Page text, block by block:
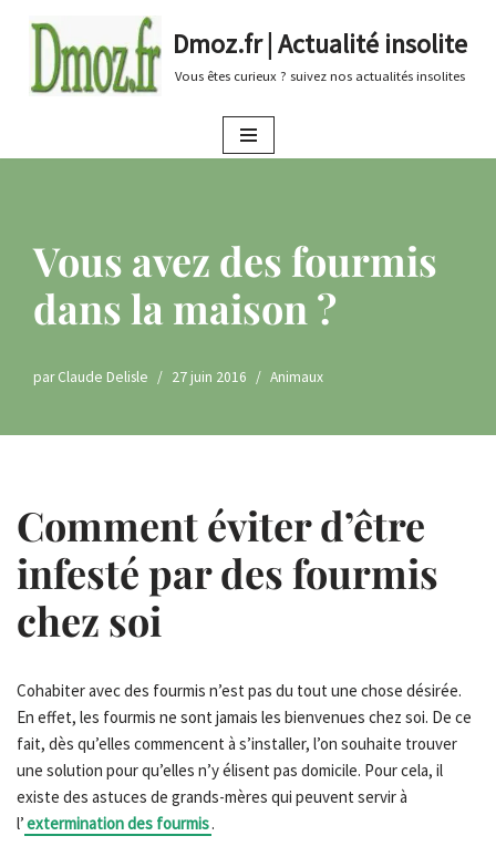
au
Dmoz.fr | Actualité insolite
Vous êtes curieux ? suivez nos actualités insolites
Vous avez des fourmis
dans la maison ?
parClaude Delisle 27 juin 2016 Animaux
Comment éviter d’être
infesté par des fourmis
chez soi
Cohabiter avec des fourmis n’est pas du tout une chose désirée.
En effet, les fourmis ne sont jamais les bienvenues chez soi. De ce
fait, dès qu’elles commencent à s’installer, l’on souhaite trouver
une solution pour qu’elles n’y élisent pas domicile. Pour cela, il
existe des astuces de grands-mères qui peuvent servir à
l’extermination des fourmis.